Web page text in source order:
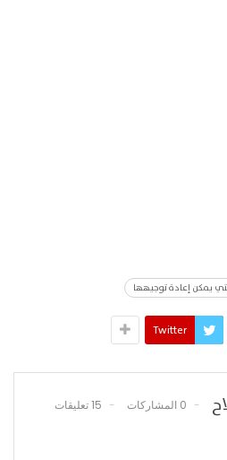
يمكن إعادة توجيهها
Twitter
0 المشاركات 15 تعليقات